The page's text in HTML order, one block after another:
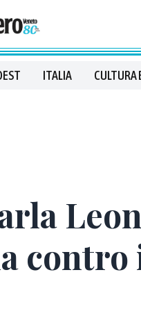
ITALIA CULTURA
contro